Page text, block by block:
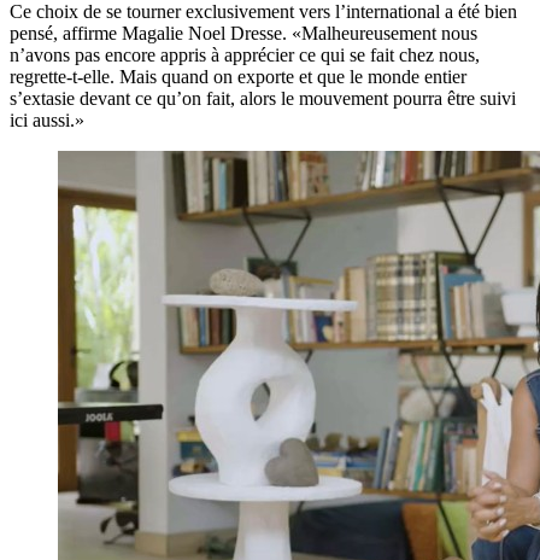
Ce choix de se tourner exclusivement vers l’international a été bien
pensé, affirme Magalie Noel Dresse. «Malheureusement nous
n’avons pas encore appris à apprécier ce qui se fait chez nous,
regrette-t-elle. Mais quand on exporte et que le monde entier
s’extasie devant ce qu’on fait, alors le mouvement pourra être suivi
ici aussi.»